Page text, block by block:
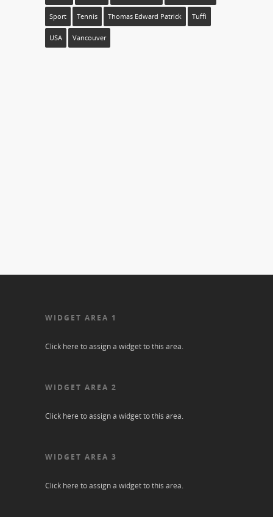
Sport Tennis Thomas Edward Patrick Tuffi
USA Vancouver
WIDGET AREA 1
Click here to assign a widget to this area.
WIDGET AREA 2
Click here to assign a widget to this area.
WIDGET AREA 3
Click here to assign a widget to this area.